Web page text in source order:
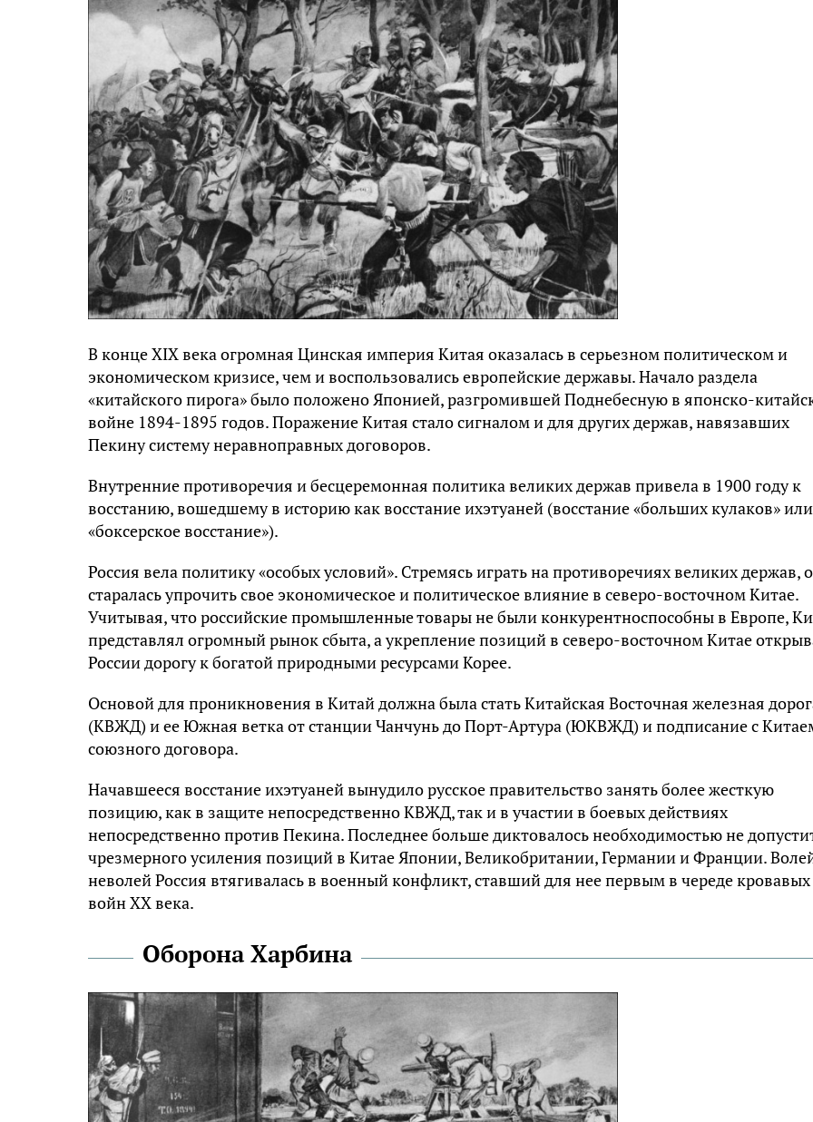
В конце XIX века огромная Цинская империя Китая оказалась в серьезном политическом и
экономическом кризисе, чем и воспользовались европейские державы. Начало раздела
«китайского пирога» было положено Японией, разгромившей Поднебесную в японско-
войне 1894-1895 годов. Поражение Китая стало сигналом и для других держав, навязавших
Пекину систему неравноправных договоров.
Внутренние противоречия и бесцеремонная политика великих держав привела в 1900 году к
восстанию, вошедшему в историю как восстание ихэтуаней (восстание «больших кулаков» или
«боксерское восстание»).
Россия вела политику «особых условий». Стремясь играть на противоречиях великих держав,
старалась упрочить свое экономическое и политическое влияние в северо-восточном Китае.
Учитывая, что российские промышленные товары не были конкурентноспособны в Европе,
представлял огромный рынок сбыта, а укрепление позиций в северо-восточном Китае
России дорогу к богатой природными ресурсами Корее.
Основой для проникновения в Китай должна была стать Китайская Восточная железная
(КВЖД) и ее Южная ветка от станции Чанчунь до Порт-Артура (ЮКВЖД) и подписание с
союзного договора.
Начавшееся восстание ихэтуаней вынудило русское правительство занять более жесткую
позицию, как в защите непосредственно КВЖД, так и в участии в боевых действиях
непосредственно против Пекина. Последнее больше диктовалось необходимостью не
чрезмерного усиления позиций в Китае Японии, Великобритании, Германии и Франции.
неволей Россия втягивалась в военный конфликт, ставший для нее первым в череде кровавых
войн XX века.
Оборона Харбина